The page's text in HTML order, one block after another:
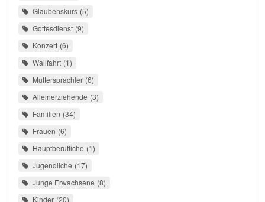
Glaubenskurs 5
Gottesdienst 9
Konzert 6
Wallfahrt 1
Muttersprachler 6
Alleinerziehende 3
Familien 34
Frauen 6
Hauptberufliche 1
Jugendliche 17
Junge Erwachsene 8
Kinder 20